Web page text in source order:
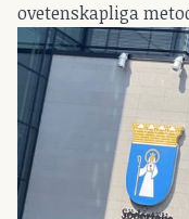
ovetenskapliga